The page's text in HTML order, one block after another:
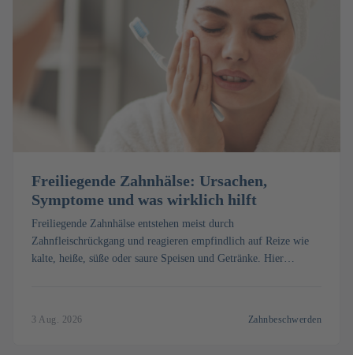
Freiliegende Zahnhälse: Ursachen,
Symptome und was wirklich hilft
Freiliegende Zahnhälse entstehen meist durch
Zahnfleischrückgang und reagieren empfindlich auf Reize wie
kalte, heiße, süße oder saure Speisen und Getränke. Hier
3 Aug. 2026 Zahnbeschwerden